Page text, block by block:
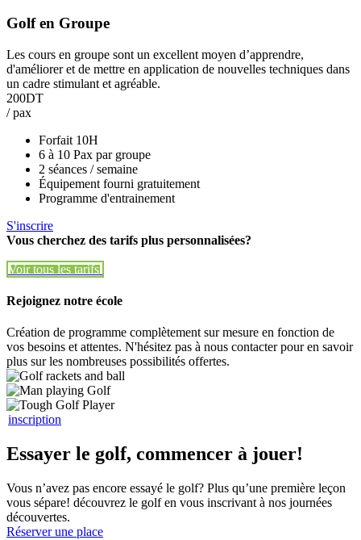
Golf en Groupe
Les cours en groupe sont un excellent moyen d’apprendre,
d'améliorer et de mettre en application de nouvelles techniques dans
un cadre stimulant et agréable.
200DT
/ pax
Forfait 10H
6 à 10 Pax par groupe
2 séances / semaine
Équipement fourni gratuitement
Programme d'entrainement
S'inscrire
Vous cherchez des tarifs plus personnalisées?
Voir tous les tarifs
Rejoignez notre école
Création de programme complètement sur mesure en fonction de
vos besoins et attentes. N'hésitez pas à nous contacter pour en savoir
plus sur les nombreuses possibilités offertes.
inscription
Essayer le golf, commencer à jouer!
Vous n’avez pas encore essayé le golf? Plus qu’une première leçon
vous sépare! découvrez le golf en vous inscrivant à nos journées
découvertes.
Réserver une place